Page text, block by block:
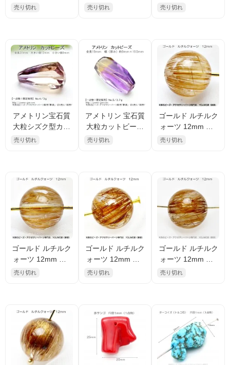
トライト） 14mm
売り切れ
トライト） 14mm
売り切れ
20mm 【1点物 No.
売り切れ
アメトリン宝石質
大粒シズク型カッ
トビーズ 7×12×20
売り切れ
アメトリン 宝石質
大粒カットビーズ
9×10×19mm 【1点
売り切れ
ゴールド ルチルク
ォーツ 12mm 1
点物No.3（155960
売り切れ
ゴールド ルチルク
ォーツ 12mm 1
点物No.5（155960
売り切れ
ゴールド ルチルク
ォーツ 12mm 1
点物No.6（155962
売り切れ
ゴールド ルチルク
ォーツ 12mm 1
点物No.7（155967
売り切れ